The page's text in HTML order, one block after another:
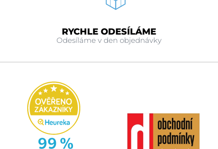
RYCHLE ODESÍLÁME
Odesíláme v den objednávky